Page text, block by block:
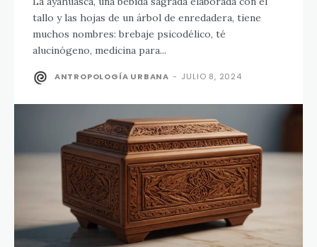
tallo y las hojas de un árbol de enredadera, tiene
muchos nombres: brebaje psicodélico, té
alucinógeno, medicina para...
ANTROPOLOGÍA URBANA - JULIO 8, 2024